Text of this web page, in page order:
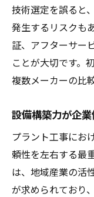
技術選定を誤ると
発生するリスクも
証、アフターサー
ことが大切です。
複数メーカーの比
設備構築力が企
プラント工事にお
頼性を左右する最
は、地域産業の活
が求められており